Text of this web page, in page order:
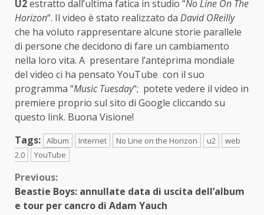
U2estratto dall’ultima fatica in studio “No Line On The
Horizon“. Il video è stato realizzato da David OReilly
che ha voluto rappresentare alcune storie parallele
di persone che decidono di fare un cambiamento
nella loro vita. A presentare l’anteprima mondiale
del video ci ha pensato YouTube con il suo
programma “Music Tuesday“; potete vedere il video in
premiere proprio sul sito di Google cliccando su
questo link. Buona Visione!
Tags: Album Internet No Line on the Horizon u2
web
2.0
YouTube
Continue
Reading
Previous:
Beastie Boys: annullate data di uscita dell’album
e tour per cancro di Adam Yauch